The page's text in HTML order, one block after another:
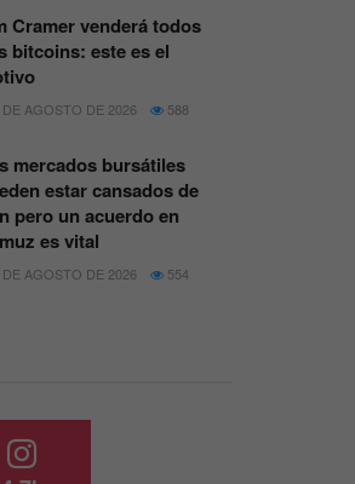
Cramer venderá todos
bitcoins: este es el
AGOSTO DE 2026 588
mercados bursátiles
estar cansados de
pero un acuerdo en
es vital
AGOSTO DE 2026 554